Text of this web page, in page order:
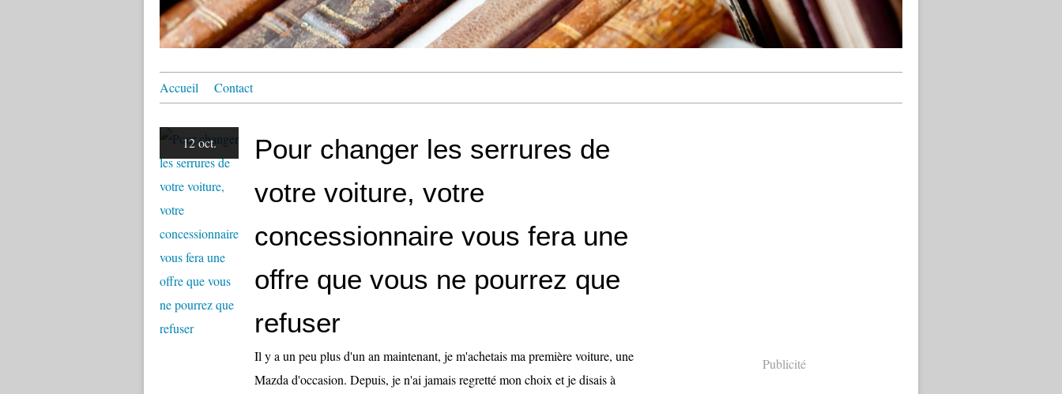
Accueil Contact
12 oct.
Pour changer les serrures de
votre voiture, votre
concessionnaire vous fera une
offre que vous ne pourrez que
refuser
Il y a un peu plus d'un an maintenant, je m'achetais ma première voiture, une
Mazda d'occasion. Depuis, je n'ai jamais regretté mon choix et je disais à
Publicité